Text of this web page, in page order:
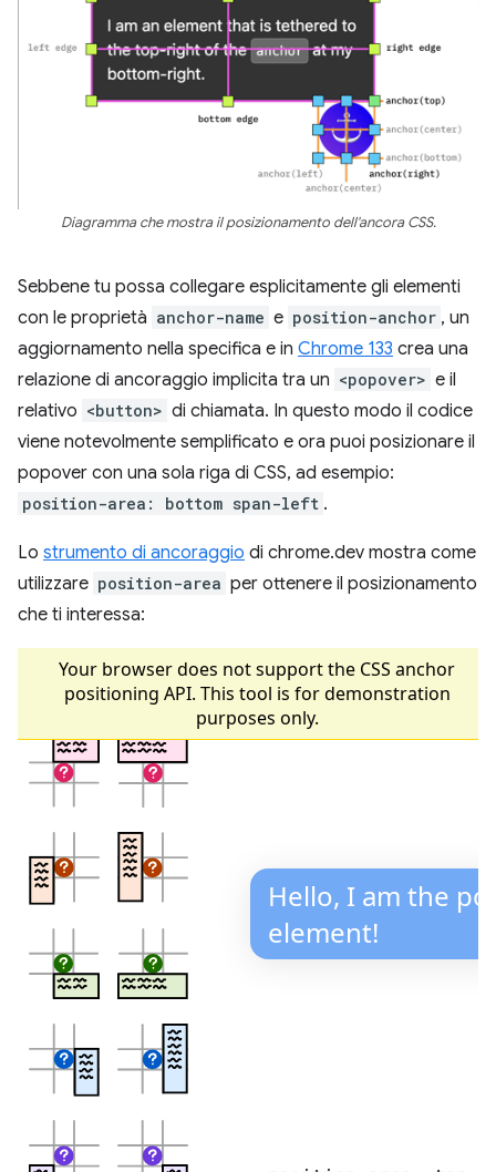
Diagramma che mostra il posizionamento dell'ancora CSS.
Sebbene tu possa collegare esplicitamente gli elementi
con le proprietà anchor-name e position-anchor , un
aggiornamento nella specifica e in Chrome 133 crea una
relazione di ancoraggio implicita tra un <popover> e il
relativo <button> di chiamata. In questo modo il codice
viene notevolmente semplificato e ora puoi posizionare il
popover con una sola riga di CSS, ad esempio:
position-area: bottom span-left .
Lo strumento di ancoraggio di chrome.dev mostra come
utilizzare position-area per ottenere il posizionamento
che ti interessa: